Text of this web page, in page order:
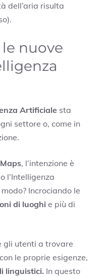
dell’aria risulta
nuove
Artificiale sta
settore o, come in
, l’intenzione è
l’Intelligenza
modo? Incrociando le
di luoghi e più di
gli utenti a trovare
le proprie esigenze,
linguistici. In questo